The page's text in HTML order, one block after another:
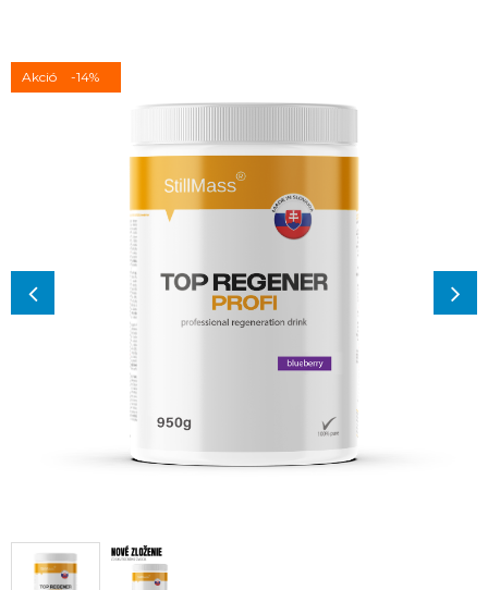
Akció -14%